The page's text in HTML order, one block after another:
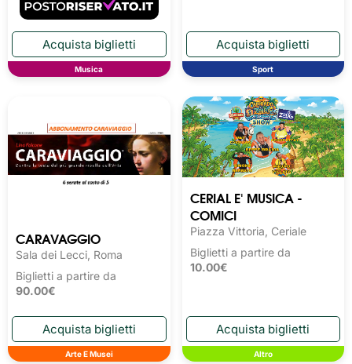
Musica Sport
CARAVAGGIO
Sala dei Lecci, Roma
Biglietti a partire da
90.00€
Arte E Musei
CERIAL E' MUSICA -
COMICI
Piazza Vittoria, Ceriale
Biglietti a partire da
10.00€
Altro